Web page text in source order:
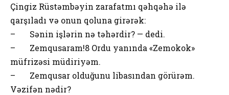
Çingiz Rüstəmbəyin zarafatmı qəhqəhə ilə
qarşıladı və onun qoluna girərək:
– Sənin işlərin nə təhərdir? — dedi.
– Zemqusaram!8 Ordu yanında «Zemokok»
müfrizəsi müdiriyəm.
– Zemqusar olduğunu libasından görürəm.
Vəzifən nədir?